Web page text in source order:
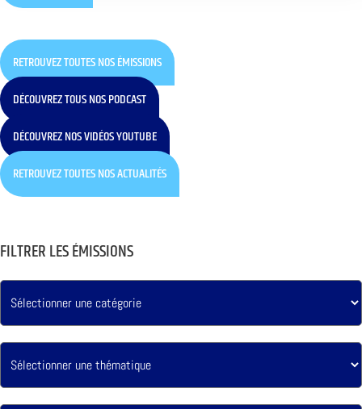
RETROUVEZ TOUTES NOS ÉMISSIONS
DÉCOUVREZ TOUS NOS PODCAST
DÉCOUVREZ NOS VIDÉOS YOUTUBE
RETROUVEZ TOUTES NOS ACTUALITÉS
FILTRER LES ÉMISSIONS